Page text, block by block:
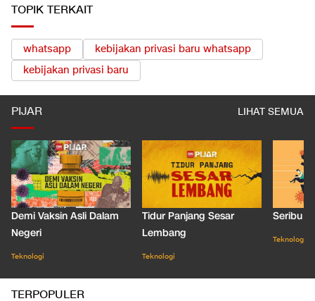
TOPIK TERKAIT
whatsapp
kebijakan privasi baru whatsapp
kebijakan privasi baru
PIJAR LIHAT SEMUA
Demi Vaksin Asli Dalam
Negeri
Teknologi
Tidur Panjang Sesar
Lembang
Teknologi
Seribu
Teknologi
TERPOPULER